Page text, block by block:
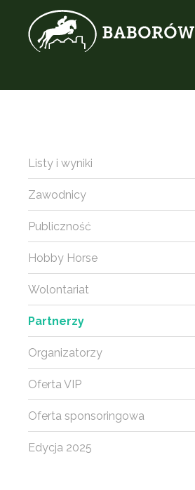
Listy i wyniki
Zawodnicy
Publiczność
Hobby Horse
Wolontariat
Partnerzy
Organizatorzy
Oferta VIP
Oferta sponsoringowa
Edycja 2025